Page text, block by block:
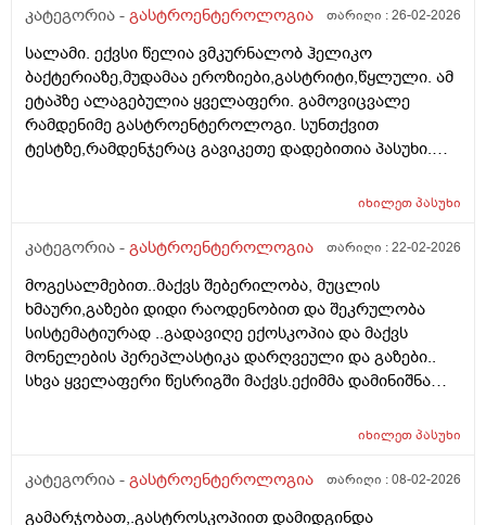
კატეგორია - გასტროენტეროლოგია თარიღი :26-02-2026
სალამი. ექვსი წელია ვმკურნალობ ჰელიკო
ბაქტერიაზე,მუდამაა ეროზიები,გასტრიტი,წყლული. ამ
ეტაპზე ალაგებულია ყველაფერი. გამოვიცვალე
რამდენიმე გასტროენტეროლოგი. სუნთქვით
ტესტზე,რამდენჯერაც გავიკეთე დადებითია პასუხი.
ერთხელ თუ დაგიფიქსირდა ,შემდგომ რომც
განავლის ტესტი.... სამჯერ სხვადასხვა
ორი უარყოფითი და ერთი დადებითი პასუხი მივიღო.
ერთ ერთმა გასტროენტეროლოგმა მითხრა რომ
,,გარტყმაზეა,, განავლის ტესტი- დაჭერაზე,ბევრჯერ
უნდა გაიკეთო ბაქტერია რომ დაიჭირო... ბოლო
გასტროენტეროლოგმა პირიქით,ეს კვლევა უფროა
იხილეთპასუხი
კატეგორია - გასტროენტეროლოგია თარიღი :22-02-2026
მოგესალმებით..მაქვს შებერილობა, მუცლის
ხმაური,გაზები დიდი რაოდენობით და შეკრულობა
სისტემატიურად ..გადავიღე ექოსკოპია და მაქვს
მონელების პერეპლასტიკა დარღვეული და გაზები..
სხვა ყველაფერი წესრიგში მაქვს.ექიმმა დამინიშნა
მაქვს,.მაგრამ რა მინდა რომ გკითხო მუცელზე ჭიპის
იხილეთპასუხი
კატეგორია - გასტროენტეროლოგია თარიღი :08-02-2026
გამარჯობათ,.გასტროსკოპიით დამიდგინდა